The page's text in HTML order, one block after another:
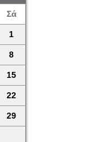
Σά
1
8
15
22
29